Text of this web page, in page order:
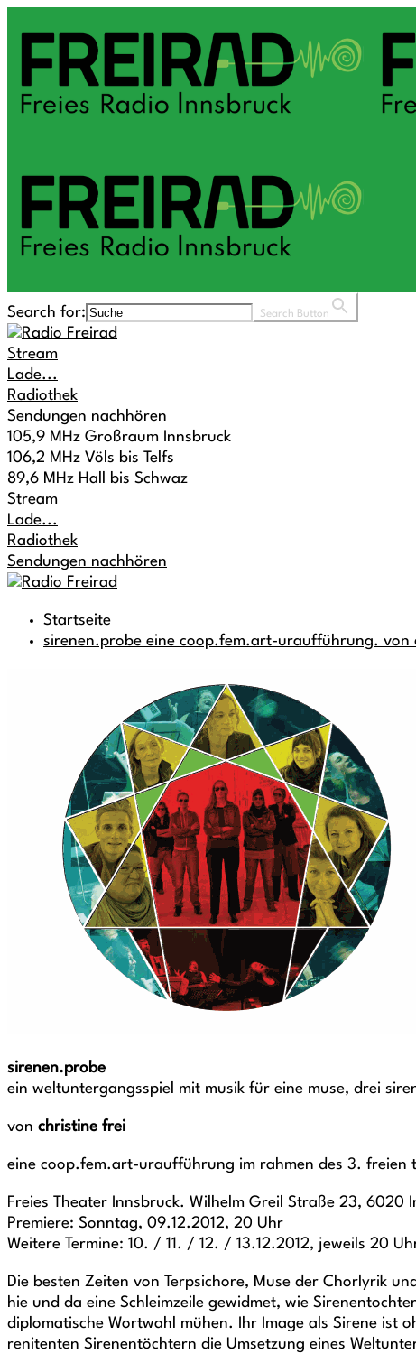
Search for: Search Button
Stream
Lade...
Radiothek
Sendungen nachhören
105,9 MHz Großraum Innsbruck
106,2 MHz Völs bis Telfs
89,6 MHz Hall bis Schwaz
Stream
Lade...
Radiothek
Sendungen nachhören
Startseite
sirenen.probe eine coop.fem.art-uraufführung. von
sirenen.probe
ein weltuntergangsspiel mit musik für eine muse, drei
von christine frei
eine coop.fem.art-uraufführung im rahmen des 3. freien
Freies Theater Innsbruck. Wilhelm Greil Straße 23, 6020
Premiere: Sonntag, 09.12.2012, 20 Uhr
Weitere Termine: 10. / 11. / 12. / 13.12.2012, jeweils 20
Die besten Zeiten von Terpsichore, Muse der Chorlyrik
hie und da eine Schleimzeile gewidmet, wie
diplomatische Wortwahl mühen. Ihr Image als Sirene ist
renitenten Sirenentöchtern die Umsetzung eines